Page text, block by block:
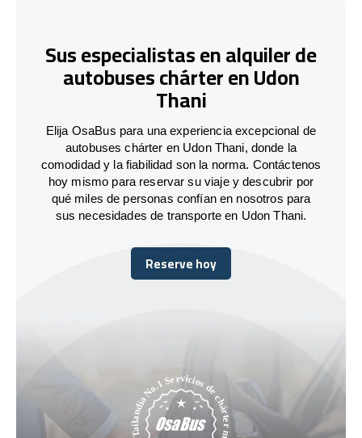
Sus especialistas en alquiler de
autobuses chárter en Udon
Thani
Elija OsaBus para una experiencia excepcional de
autobuses chárter en Udon Thani, donde la
comodidad y la fiabilidad son la norma. Contáctenos
hoy mismo para reservar su viaje y descubrir por
qué miles de personas confían en nosotros para
sus necesidades de transporte en Udon Thani.
Reserve hoy
Reserve hoy